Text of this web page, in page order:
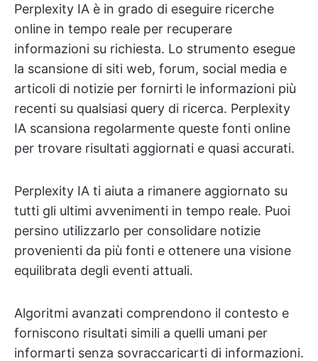
Perplexity IA è in grado di eseguire ricerche
online in tempo reale per recuperare
informazioni su richiesta. Lo strumento esegue
la scansione di siti web, forum, social media e
articoli di notizie per fornirti le informazioni più
recenti su qualsiasi query di ricerca. Perplexity
IA scansiona regolarmente queste fonti online
per trovare risultati aggiornati e quasi accurati.
Perplexity IA ti aiuta a rimanere aggiornato su
tutti gli ultimi avvenimenti in tempo reale. Puoi
persino utilizzarlo per consolidare notizie
provenienti da più fonti e ottenere una visione
equilibrata degli eventi attuali.
Algoritmi avanzati comprendono il contesto e
forniscono risultati simili a quelli umani per
informarti senza sovraccaricarti di informazioni.